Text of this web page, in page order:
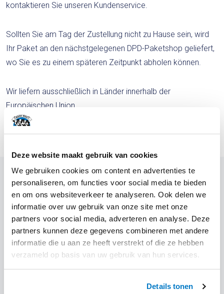
Deze website maakt gebruik van cookies
We gebruiken cookies om content en advertenties te
personaliseren, om functies voor social media te bieden
en om ons websiteverkeer te analyseren. Ook delen we
informatie over uw gebruik van onze site met onze
partners voor social media, adverteren en analyse. Deze
partners kunnen deze gegevens combineren met andere
informatie die u aan ze heeft verstrekt of die ze hebben
verzameld op basis van uw gebruik van hun services.
Details tonen
kontaktieren Sie unseren Kundenservice.
Sollten Sie am Tag der Zustellung nicht zu Hause sein, wird
Ihr Paket an den nächstgelegenen DPD-Paketshop geliefert,
wo Sie es zu einem späteren Zeitpunkt abholen können.
Wir liefern ausschließlich in Länder innerhalb der
Europäischen Union.
Die Versandkosten werden im Warenkorb angezeigt.
Kontakt
Anschrift
Best Way Ingredients B.V.